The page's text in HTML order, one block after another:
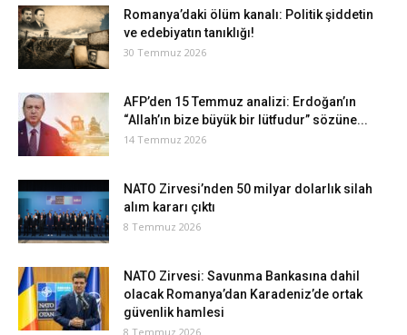
Romanya’daki ölüm kanalı: Politik şiddetin
ve edebiyatın tanıklığı!
30 Temmuz 2026
AFP’den 15 Temmuz analizi: Erdoğan’ın
“Allah’ın bize büyük bir lütfudur” sözüne...
14 Temmuz 2026
NATO Zirvesi’nden 50 milyar dolarlık silah
alım kararı çıktı
8 Temmuz 2026
NATO Zirvesi: Savunma Bankasına dahil
olacak Romanya’dan Karadeniz’de ortak
güvenlik hamlesi
8 Temmuz 2026